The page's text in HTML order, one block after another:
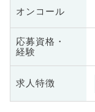
オンコール
応募資格・
経験
求人特徴